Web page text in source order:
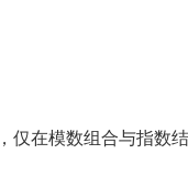
在模数组合与指数